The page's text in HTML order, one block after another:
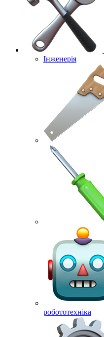
Інженерія
робототехніка